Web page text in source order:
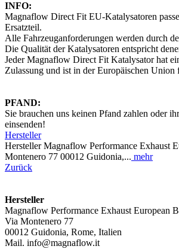
INFO:
Magnaflow Direct Fit EU-Katalysatoren
Ersatzteil.
Alle Fahrzeuganforderungen werden durch
Die Qualität der Katalysatoren entspricht
Jeder Magnaflow Direct Fit Katalysator hat
Zulassung und ist in der Europäischen Union
PFAND:
Sie brauchen uns keinen Pfand zahlen oder
einsenden!
Hersteller
Hersteller Magnaflow Performance Exhaust
Montenero 77 00012 Guidonia,... mehr
Zurück
Hersteller
Magnaflow Performance Exhaust European
Via Montenero 77
00012 Guidonia, Rome, Italien
Mail. info@magnaflow.it